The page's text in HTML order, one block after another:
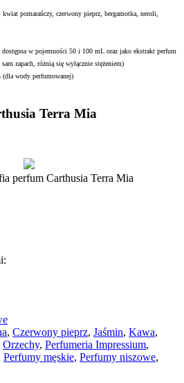
pomarańczy, czerwony pieprz, bergamotka, neroli,
w pojemności 50 i 100 mL oraz jako ekstrakt perfum
zapach, różnią się wyłącznie stężeniem)
(dla wody perfumowanej)
Terra Mia
perfum Carthusia Terra Mia
, Czerwony pieprz, Jaśmin, Kawa,
Orzechy, Perfumeria Impressium,
Perfumy męskie, Perfumy niszowe,